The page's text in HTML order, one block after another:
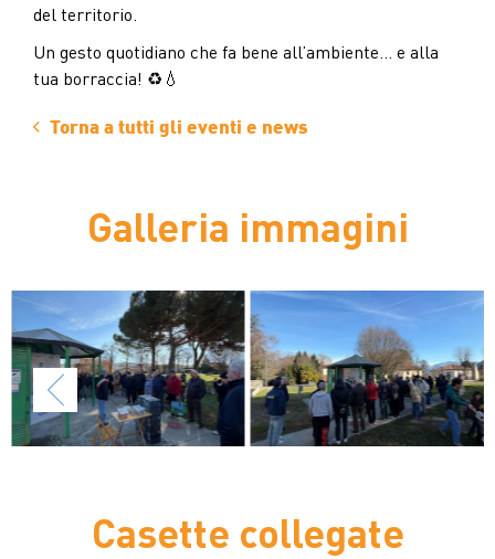
del territorio.
Un gesto quotidiano che fa bene all’ambiente… e alla
tua borraccia! ♻💧
Torna a tutti gli eventi e news
Galleria immagini
Casette collegate